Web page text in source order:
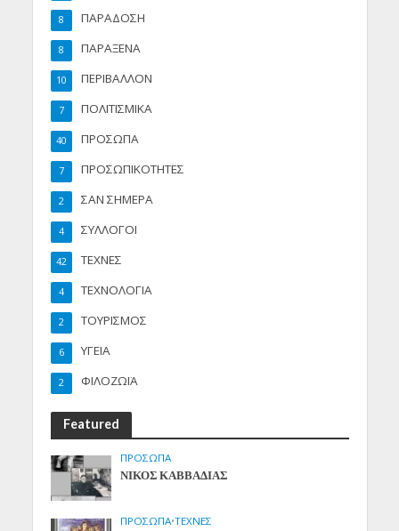
ΠΑΡΑΔΟΣΗ
8
ΠΑΡΑΞΕΝΑ
8
ΠΕΡΙΒΑΛΛΟΝ
10
ΠΟΛΙΤΙΣΜΙΚΑ
7
ΠΡΟΣΩΠΑ
40
ΠΡΟΣΩΠΙΚΟΤΗΤΕΣ
7
ΣΑΝ ΣΗΜΕΡΑ
2
ΣΥΛΛΟΓΟΙ
4
ΤΕΧΝΕΣ
42
ΤΕΧΝΟΛΟΓΙΑ
4
ΤΟΥΡΙΣΜΟΣ
2
ΥΓΕΙΑ
6
ΦΙΛΟΖΩΪΑ
2
Featured
ΠΡΟΣΩΠΑ
ΝΙΚΟΣ ΚΑΒΒΑΔΙΑΣ
ΠΡΟΣΩΠΑ•ΤΕΧΝΕΣ